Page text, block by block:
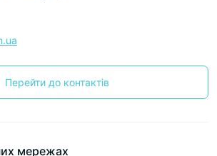
Перейти до контактів
мережах